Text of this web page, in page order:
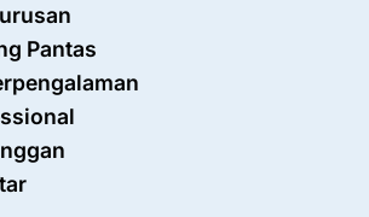
Pantas